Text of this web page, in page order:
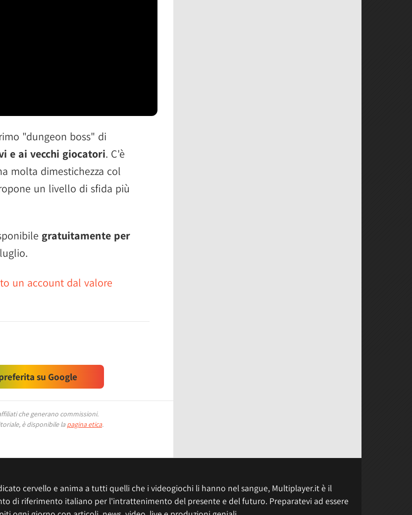
"dungeon boss" di
e ai vecchi giocatori. C'è
molta dimestichezza col
un livello di sfida più
gratuitamente per
un account dal valore
su Google
che generano commissioni.
è disponibile la pagina etica.
cervello e anima a tutti quelli che i videogiochi li hanno nel sangue, Multiplayer.it è il
di riferimento italiano per l'intrattenimento del presente e del futuro. Preparatevi ad essere